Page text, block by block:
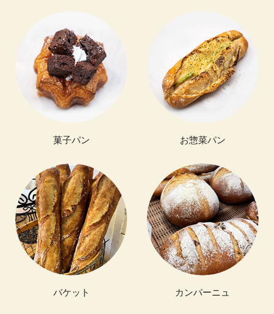
菓子パン お惣菜パン
バケット カンパーニュ